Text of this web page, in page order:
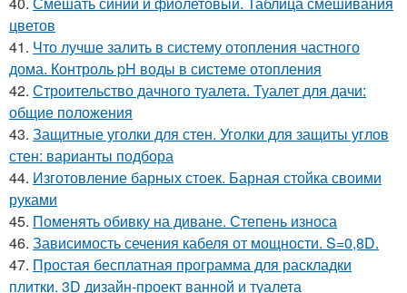
цветов
41. Что лучше залить в систему отопления частного
дома. Контроль pH воды в системе отопления
42. Строительство дачного туалета. Туалет для дачи:
общие положения
43. Защитные уголки для стен. Уголки для защиты углов
стен: варианты подбора
44. Изготовление барных стоек. Барная стойка своими
руками
45. Поменять обивку на диване. Степень износа
46. Зависимость сечения кабеля от мощности. S=0,8D.
47. Простая бесплатная программа для раскладки
плитки. 3D дизайн-проект ванной и туалета